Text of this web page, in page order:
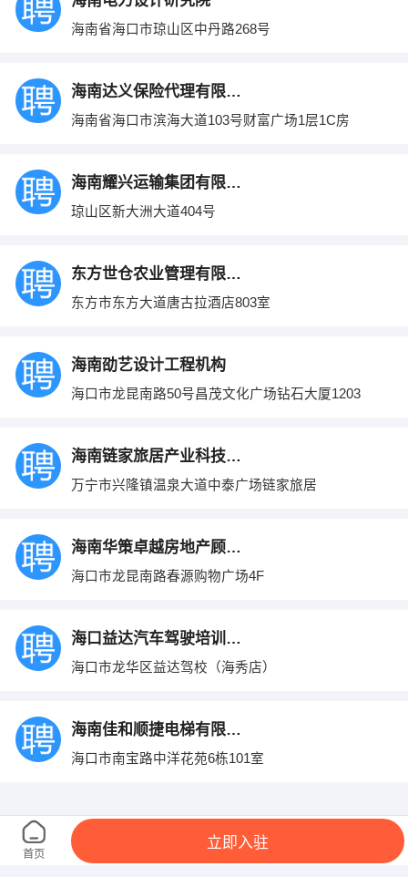
海南省海口市琼山区中丹路268号
海南达义保险代理有限公司
海南省海口市滨海大道103号财富广场1层1C房
海南耀兴运输集团有限公司
琼山区新大洲大道404号
东方世仓农业管理有限公司
东方市东方大道唐古拉酒店803室
海南劭艺设计工程机构
海口市龙昆南路50号昌茂文化广场钻石大厦1203
海南链家旅居产业科技服务有限公司万宁分公
万宁市兴隆镇温泉大道中泰广场链家旅居
海南华策卓越房地产顾问有限公司
海口市龙昆南路春源购物广场4F
海口益达汽车驾驶培训有限公司
海口市龙华区益达驾校（海秀店）
海南佳和顺捷电梯有限公司
海口市南宝路中洋花苑6栋101室
海南省农垦商贸置业、海南三叶投资有限公司
海口市龙华区海秀中路100号
首页
立即入驻